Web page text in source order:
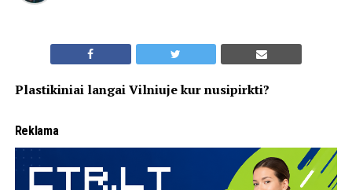
Plastikiniai langai Vilniuje kur nusipirkti?
Reklama